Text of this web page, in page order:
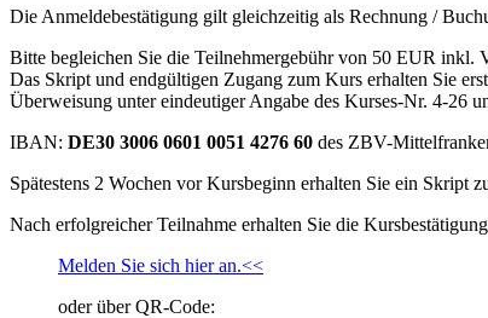
Die Anmeldebestätigung gilt gleichzeitig als Rechnung /
Bitte begleichen Sie die Teilnehmergebühr von 50 EUR inkl.
Das Skript und endgültigen Zugang zum Kurs erhalten Sie
Überweisung unter eindeutiger Angabe des Kurses-Nr. 4-26
IBAN: DE30 3006 0601 0051 4276 60 des ZBV-
Spätestens 2 Wochen vor Kursbeginn erhalten Sie ein Skript
Nach erfolgreicher Teilnahme erhalten Sie die
Melden Sie sich hier an.<<
oder über QR-Code: